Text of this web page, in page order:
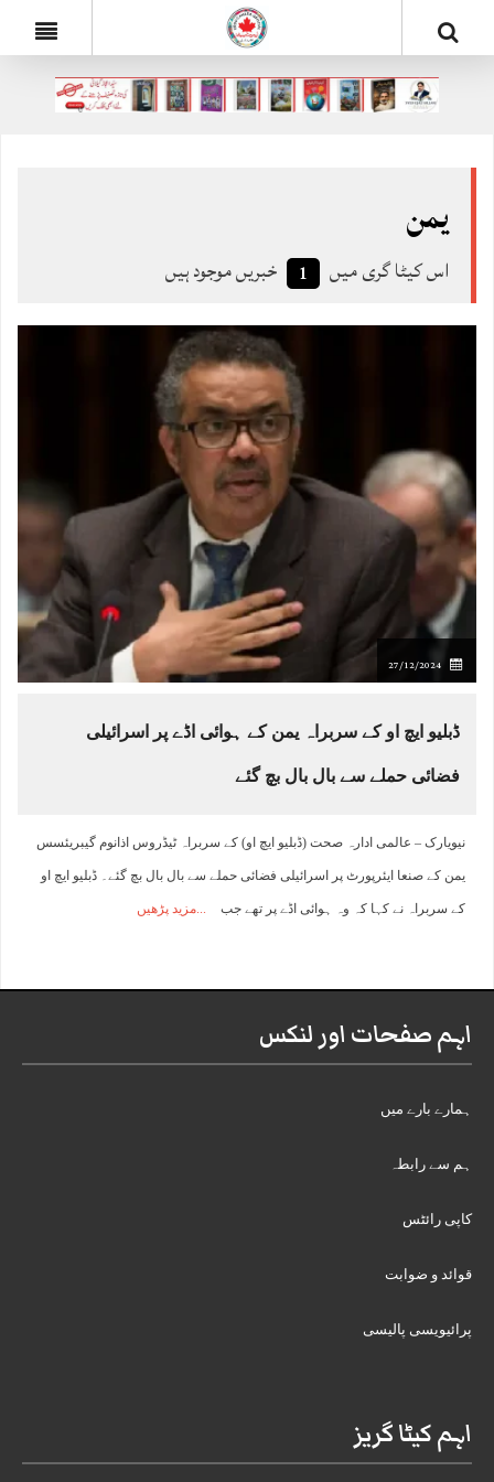
یمن
اس کیٹا گری میں 1 خبریں موجود ہیں
27/12/2024
ڈبلیو ایچ او کے سربراہ یمن کے ہوائی اڈے پر اسرائیلی
فضائی حملے سے بال بال بچ گئے
نیویارک – عالمی ادارہ صحت (ڈبلیو ایچ او) کے سربراہ ٹیڈروس اذانوم گیبریئسس
یمن کے صنعا ایئرپورٹ پر اسرائیلی فضائی حملے سے بال بال بچ گئے۔ ڈبلیو ایچ او
کے سربراہ نے کہا کہ وہ ہوائی اڈے پر تھے جب مزید پڑھیں
اہم صفحات اور لنکس
ہمارے بارے میں
ہم سے رابطہ
کاپی رائٹس
قوائد و ضوابت
پرائیویسی پالیسی
اہم کیٹا گریز